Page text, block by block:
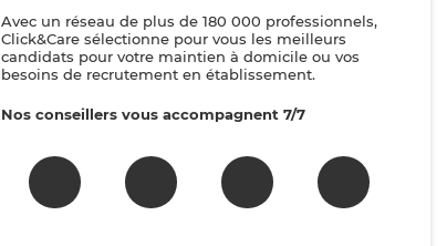
Avec un réseau de plus de 180 000 professionnels,
Click&Care sélectionne pour vous les meilleurs
candidats pour votre maintien à domicile ou vos
besoins de recrutement en établissement.
Nos conseillers vous accompagnent 7/7